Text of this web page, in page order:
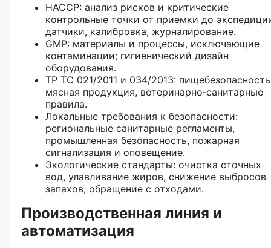
HACCP: анализ рисков и критические
контрольные точки от приемки до
датчики, калибровка, журналирование.
GMP: материалы и процессы, исключающие
контаминации; гигиенический дизайн
оборудования.
ТР ТС 021/2011 и 034/2013:
мясная продукция, ветеринарно‑санитарные
правила.
Локальные требования к безопасности:
региональные санитарные регламенты,
промышленная безопасность, пожарная
сигнализация и оповещение.
Экологические стандарты: очистка сточных
вод, улавливание жиров, снижение выбросов
запахов, обращение с отходами.
Производственная линия и
автоматизация